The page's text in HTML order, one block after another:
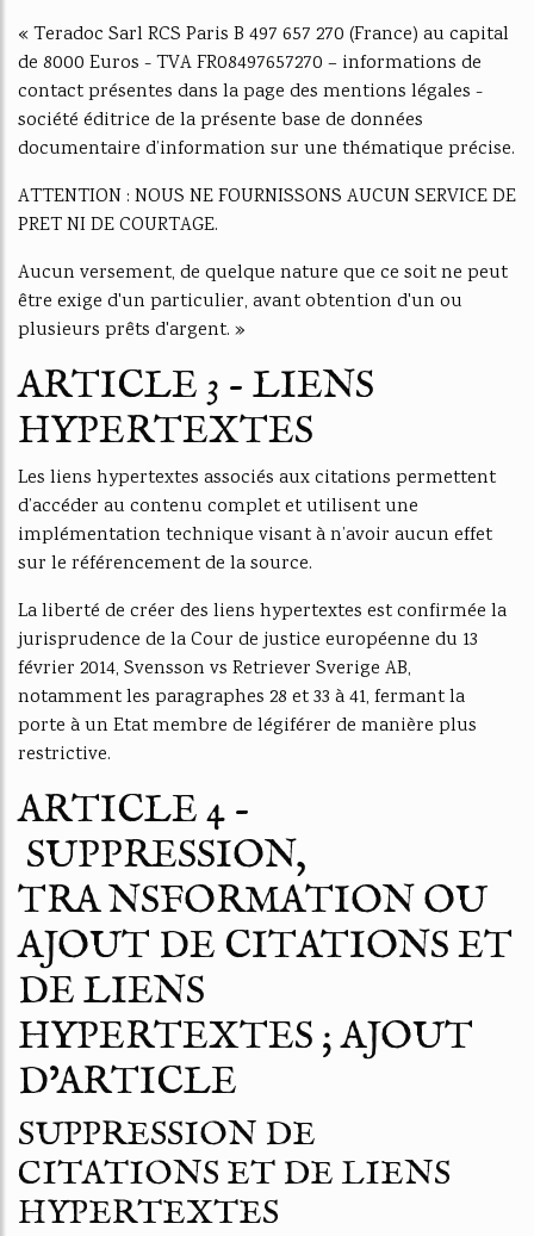
« Teradoc Sarl RCS Paris B 497 657 270 (France) au capital
de 8000 Euros - TVA FR08497657270 – informations de
contact présentes dans la page des mentions légales -
société éditrice de la présente base de données
documentaire d’information sur une thématique précise.
ATTENTION : NOUS NE FOURNISSONS AUCUN SERVICE DE
PRET NI DE COURTAGE.
Aucun versement, de quelque nature que ce soit ne peut
être exige d'un particulier, avant obtention d'un ou
plusieurs prêts d'argent. »
ARTICLE 3 - LIENS
HYPERTEXTES
Les liens hypertextes associés aux citations permettent
d’accéder au contenu complet et utilisent une
implémentation technique visant à n’avoir aucun effet
sur le référencement de la source.
La liberté de créer des liens hypertextes est confirmée la
jurisprudence de la Cour de justice européenne du 13
février 2014, Svensson vs Retriever Sverige AB,
notamment les paragraphes 28 et 33 à 41, fermant la
porte à un Etat membre de légiférer de manière plus
restrictive.
ARTICLE 4 -
SUPPRESSION,
TRA NSFORMATION OU
AJOUT DE CITATIONS ET
DE LIENS
HYPERTEXTES ; AJOUT
D’ARTICLE
SUPPRESSION DE
CITATIONS ET DE LIENS
HYPERTEXTES